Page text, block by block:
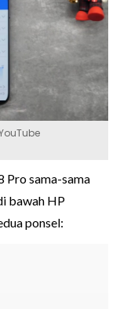
Pro sama-sama
bawah HP
ponsel: